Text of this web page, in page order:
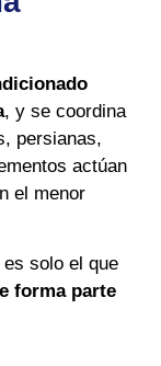
, y se coordina
persianas,
actúan
el menor
solo el que
forma parte